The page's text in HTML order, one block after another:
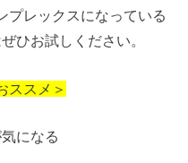
プレックスになっている
ひお試しください。
ススメ＞
になる